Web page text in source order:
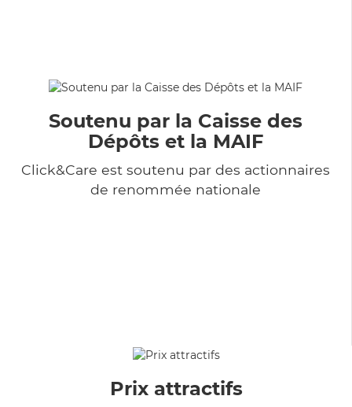
Soutenu par la Caisse des
Dépôts et la MAIF
Click&Care est soutenu par des actionnaires
de renommée nationale
Prix attractifs